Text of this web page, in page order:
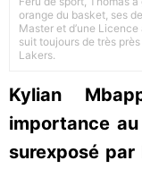
orange du basket, ses
Master et d’une
suit toujours de très
Lakers.
Kylian
importance au
surexposé